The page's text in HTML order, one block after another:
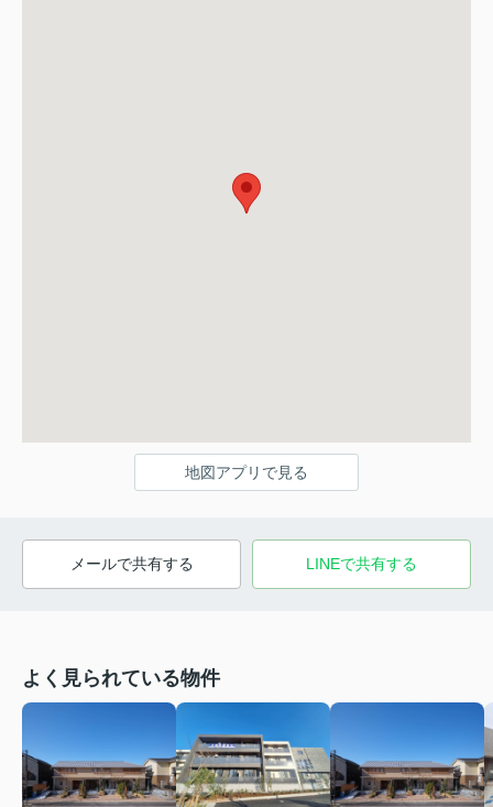
地図アプリで見る
メールで共有する LINEで共有する
よく見られている物件